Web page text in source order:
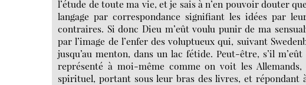
l’étude de toute ma vie, et je sais à n’en pouvoir douter
langage par correspondance signifiant les idées par
contraires. Si donc Dieu m’eût voulu punir de ma
par l’image de l’enfer des voluptueux qui, suivant
jusqu’au menton, dans un lac fétide. Peut-être, s’il
représenté à moi-même comme on voit les
spirituel, portant sous leur bras des livres, et